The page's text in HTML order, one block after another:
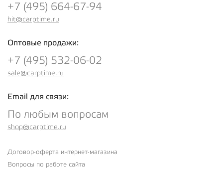
+7 (495) 664-67-94
hit@carptime.ru
Оптовые продажи:
+7 (495) 532-06-02
sale@carptime.ru
Email для связи:
По любым вопросам
shop@carptime.ru
Договор-оферта интернет-магазина
Вопросы по работе сайта